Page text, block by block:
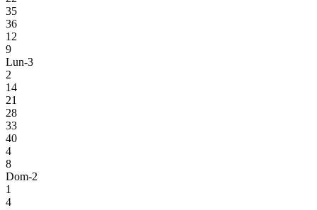
35
36
12
9
Lun-3
2
14
21
28
33
40
4
8
Dom-2
1
4